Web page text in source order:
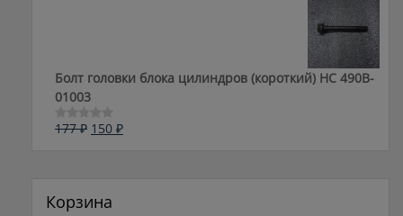
Болт головки блока цилиндров (короткий) НС 490B-
01003
Оценка
177₽ Первоначальная
150 ₽Текущая
Корзина